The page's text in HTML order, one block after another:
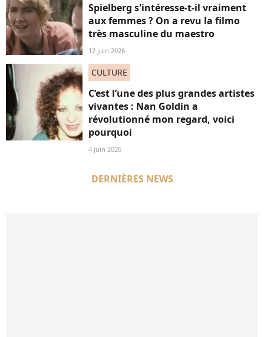
Spielberg s'intéresse-t-il vraiment
aux femmes ? On a revu la filmo
très masculine du maestro
12 juin 2026
CULTURE
C’est l’une des plus grandes artistes
vivantes : Nan Goldin a
révolutionné mon regard, voici
pourquoi
4 juin 2026
DERNIÈRES NEWS